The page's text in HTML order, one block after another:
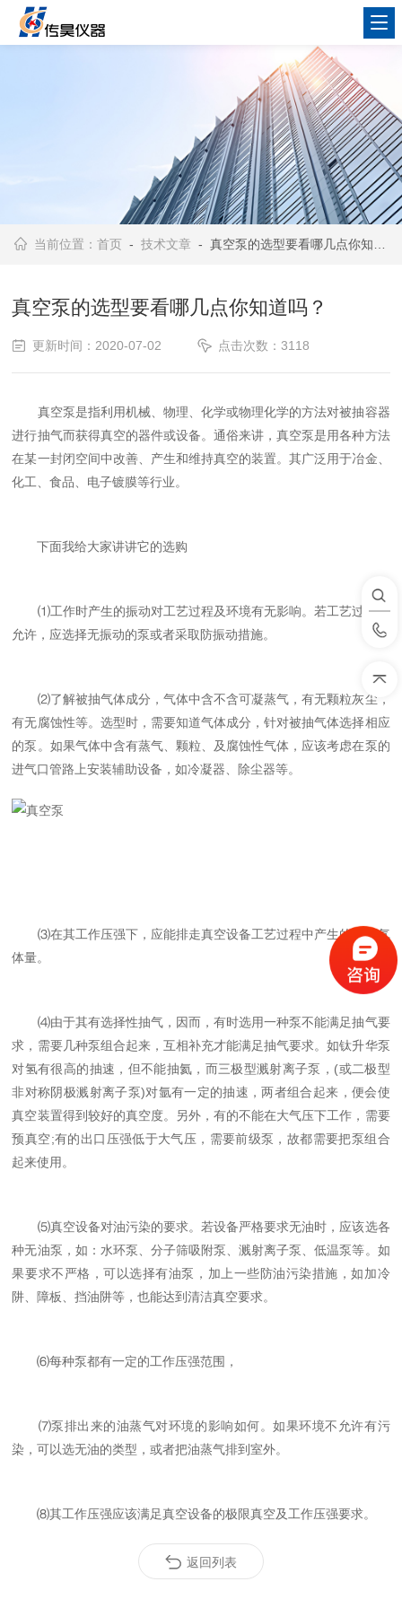
当前位置：首页 -技术文章 - 真空泵的选型要看哪几点你知道吗？
真空泵的选型要看哪几点你知道吗？
更新时间：2020-07-02 点击次数：3118
真空泵是指利用机械、物理、化学或物理化学的方法对被抽容器
进行抽气而获得真空的器件或设备。通俗来讲，真空泵是用各种方法
在某一封闭空间中改善、产生和维持真空的装置。其广泛用于冶金、
化工、食品、电子镀膜等行业。
下面我给大家讲讲它的选购
⑴工作时产生的振动对工艺过程及环境有无影响。若工艺过程不
允许，应选择无振动的泵或者采取防振动措施。
⑵了解被抽气体成分，气体中含不含可凝蒸气，有无颗粒灰尘，
有无腐蚀性等。选型时，需要知道气体成分，针对被抽气体选择相应
的泵。如果气体中含有蒸气、颗粒、及腐蚀性气体，应该考虑在泵的
进气口管路上安装辅助设备，如冷凝器、除尘器等。
⑶在其工作压强下，应能排走真空设备工艺过程中产生的全部气
体量。
⑷由于其有选择性抽气，因而，有时选用一种泵不能满足抽气要
求，需要几种泵组合起来，互相补充才能满足抽气要求。如钛升华泵
对氢有很高的抽速，但不能抽氦，而三极型溅射离子泵，(或二极型
非对称阴极溅射离子泵)对氩有一定的抽速，两者组合起来，便会使
真空装置得到较好的真空度。另外，有的不能在大气压下工作，需要
预真空;有的出口压强低于大气压，需要前级泵，故都需要把泵组合
起来使用。
⑸真空设备对油污染的要求。若设备严格要求无油时，应该选各
种无油泵，如：水环泵、分子筛吸附泵、溅射离子泵、低温泵等。如
果要求不严格，可以选择有油泵，加上一些防油污染措施，如加冷
阱、障板、挡油阱等，也能达到清洁真空要求。
⑹每种泵都有一定的工作压强范围，
⑺泵排出来的油蒸气对环境的影响如何。如果环境不允许有污
染，可以选无油的类型，或者把油蒸气排到室外。
⑻其工作压强应该满足真空设备的极限真空及工作压强要求。
返回列表